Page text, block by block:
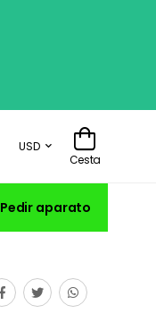
USD
Cesta
Pedir aparato